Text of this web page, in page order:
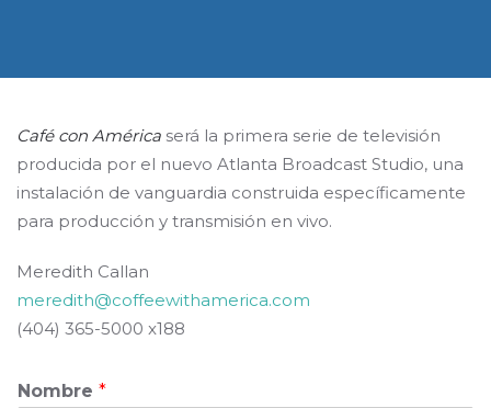
Café con América será la primera serie de televisión
producida por el nuevo Atlanta Broadcast Studio, una
instalación de vanguardia construida específicamente
para producción y transmisión en vivo.
Meredith Callan
meredith@coffeewithamerica.com
(404) 365-5000 x188
Nombre *